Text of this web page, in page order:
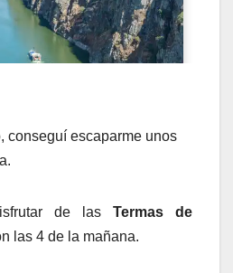
conseguí escaparme unos
de las Termas de
las 4 de la mañana.